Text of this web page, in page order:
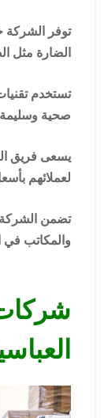
توفر
الضارة مثل
تستخدم
صحية
يسعى فريق
لعملائهم
تضمن الشركة
والمكاتب في